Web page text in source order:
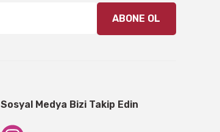
ABONE OL
Sosyal Medya Bizi Takip Edin